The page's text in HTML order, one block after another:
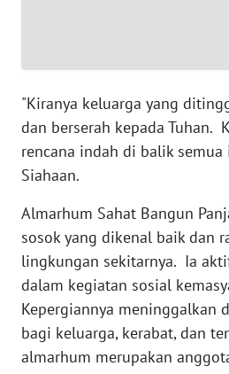
"Kiranya keluarga yang
dan berserah kepada Tuhan.
rencana indah di balik
Siahaan.
Almarhum Sahat Bangun
sosok yang dikenal baik dan
lingkungan sekitarnya. Ia
dalam kegiatan sosial
Kepergiannya meninggalkan
bagi keluarga, kerabat, dan
almarhum merupakan
WN
SERAMBI
JAMBI
WN
SULTRA
WN
NTB